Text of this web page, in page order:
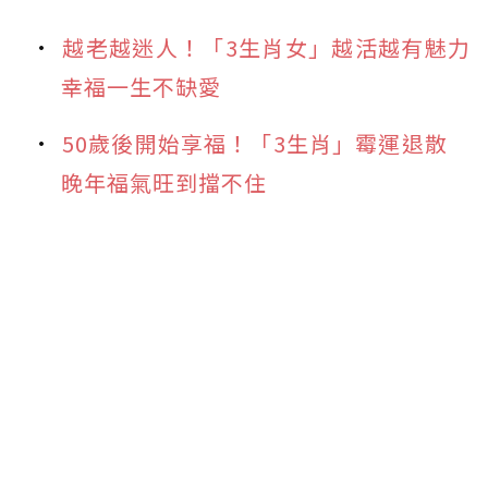
越老越迷人！「3生肖女」越活越有魅力
幸福一生不缺愛
50歲後開始享福！「3生肖」霉運退散
晚年福氣旺到擋不住